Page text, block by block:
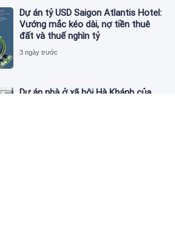
Dự án tỷ USD Saigon Atlantis Hotel:
Vướng mắc kéo dài, nợ tiền thuê
đất và thuế nghìn tỷ
3 ngày trước
Dự án nhà ở xã hội Hà Khánh của